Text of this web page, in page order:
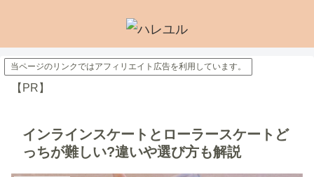
当ページのリンクではアフィリエイト広告を利用しています。
【PR】
インラインスケートとローラースケートど
っちが難しい?違いや選び方も解説